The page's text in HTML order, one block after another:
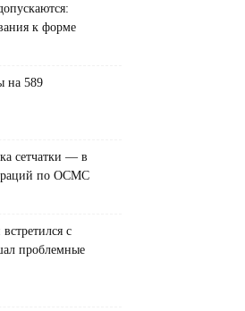
к форме
на 589
сетчатки — в
по ОСМС
с
проблемные